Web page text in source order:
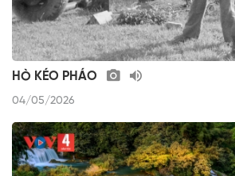
HÒ KÉO PHÁO
04/05/2026